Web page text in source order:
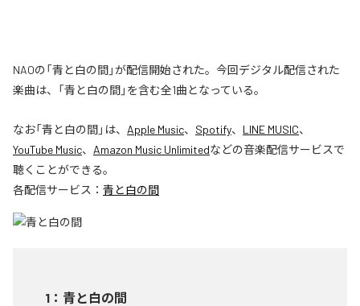
NAOの「青と白の間」が配信開始された。今回デジタル配信された
楽曲は、「青と白の間」を含む全1曲となっている。
なお「青と白の間」は、 Apple Music、 Spotify、 LINE MUSIC、
YouTube Music、 Amazon Music Unlimitedなどの音楽配信サービスで
聴くことができる。
各配信サービス： 青と白の間
1 ： 青と白の間